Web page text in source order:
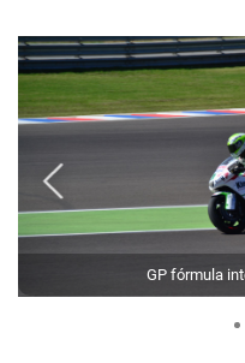
GP fórmula